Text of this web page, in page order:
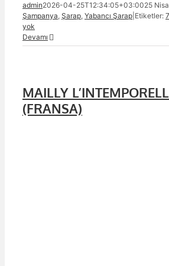
admin2026-04-25T12:34:05+03:0025
Şampanya, Şarap, Yabancı Şarap Etiketler:
yok
Devamı
MAILLY
(FRANSA)